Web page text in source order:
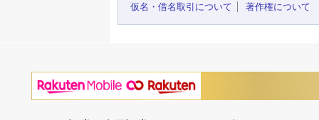
仮名・借名取引について
著作権について